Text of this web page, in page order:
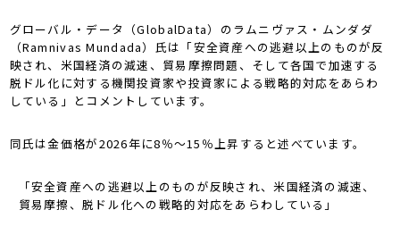
グローバル・データ（GlobalData）のラムニヴァス・ムンダダ
（Ramnivas Mundada）氏は「安全資産への逃避以上のものが反
映され、米国経済の減速、貿易摩擦問題、そして各国で加速する
脱ドル化に対する機関投資家や投資家による戦略的対応をあらわ
している」とコメントしています。
同氏は金価格が2026年に8％～15％上昇すると述べています。
「安全資産への逃避以上のものが反映され、米国経済の減速、
貿易摩擦、脱ドル化への戦略的対応をあらわしている」